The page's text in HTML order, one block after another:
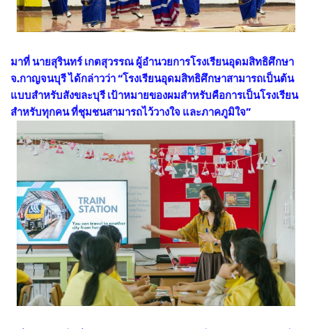
มาที่ นายสุรินทร์ เกตสุวรรณ ผู้อำนวยการโรงเรียนอุดมสิทธิศึกษา
จ.กาญจนบุรี ได้กล่าวว่า “โรงเรียนอุดมสิทธิศึกษาสามารถเป็นต้น
แบบสำหรับสังขละบุรี เป้าหมายของผมสำหรับคือการเป็นโรงเรียน
สำหรับทุกคน ที่ชุมชนสามารถไว้วางใจ และภาคภูมิใจ”